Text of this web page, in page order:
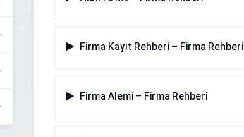
Firma Kayıt Rehberi – Firma Rehberi
Firma Alemi – Firma Rehberi